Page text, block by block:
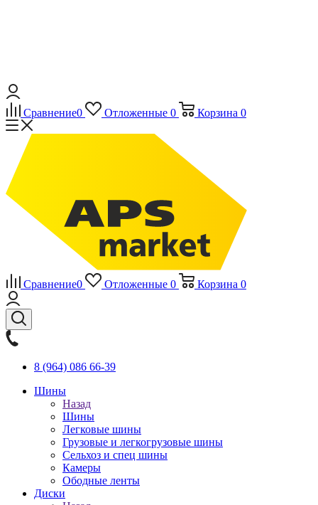
Сравнение0 Отложенные 0 Корзина 0
Сравнение0 Отложенные 0 Корзина 0
8 (964) 086 66-39
Шины
Назад
Шины
Легковые шины
Грузовые и легкогрузовые шины
Сельхоз и спец шины
Камеры
Ободные ленты
Диски